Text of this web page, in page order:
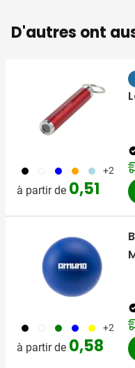
D'autres ont
001 002 005 007 018 +2
à partir de 0,51
001 002 004 005 006 +2
à partir de 0,58